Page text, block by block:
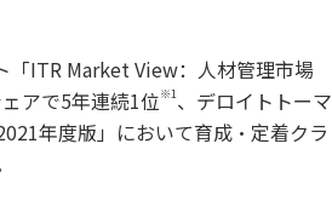
「ITR Market View：人材管理市場
アで5年連続1位※1 、デロイトトーマ
年度版」において育成・定着クラ